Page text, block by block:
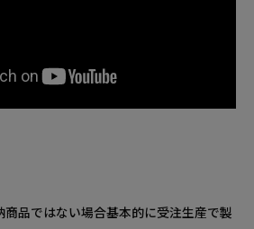
品ではない場合基本的に受注生産で製